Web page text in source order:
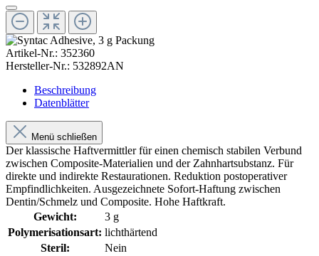
Artikel-Nr.: 352360
Hersteller-Nr.: 532892AN
Beschreibung
Datenblätter
Menü schließen
Der klassische Haftvermittler für einen chemisch stabilen Verbund
zwischen Composite-Materialien und der Zahnhartsubstanz. Für
direkte und indirekte Restaurationen. Reduktion postoperativer
Empfindlichkeiten. Ausgezeichnete Sofort-Haftung zwischen
Dentin/Schmelz und Composite. Hohe Haftkraft.
Gewicht:
3 g
Polymerisationsart: lichthärtend
Steril:
Nein